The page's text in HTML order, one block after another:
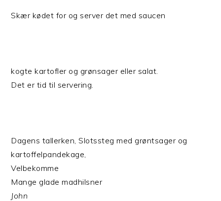
Skær kødet for og server det med saucen
kogte kartofler og grønsager eller salat.
Det er tid til servering.
Dagens tallerken, Slotssteg med grøntsager og
kartoffelpandekage,
Velbekomme
Mange glade madhilsner
John